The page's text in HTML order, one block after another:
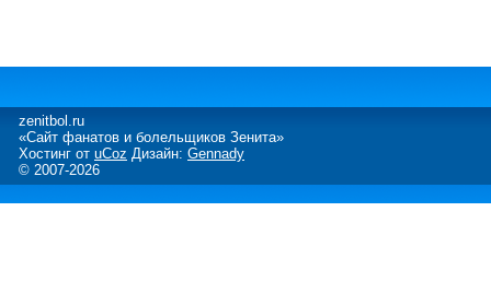
zenitbol.ru
«Сайт фанатов и болельщиков Зенита»
Хостинг от uCoz Дизайн: Gennady
© 2007-2026